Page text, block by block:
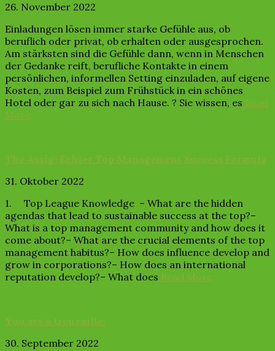
26. November 2022
Einladungen lösen immer starke Gefühle aus, ob
beruflich oder privat, ob erhalten oder ausgesprochen.
Am stärksten sind die Gefühle dann, wenn in Menschen
der Gedanke reift, berufliche Kontakte in einem
persönlichen, informellen Setting einzuladen, auf eigene
Kosten, zum Beispiel zum Frühstück in ein schönes
Hotel oder gar zu sich nach Hause. ? Sie wissen, es Read
More
The Assig+Echter Top Management Success Formula
31. Oktober 2022
1. Top League Knowledge – What are the hidden
agendas that lead to sustainable success at the top?–
What is a top management community and how does it
come about?– What are the crucial elements of the top
management habitus?– How does influence develop and
grow in corporations?– How does an international
reputation develop?– What does Read More
You are a trouvaille.
30. September 2022